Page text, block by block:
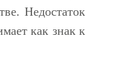
Недостаток
как знак к